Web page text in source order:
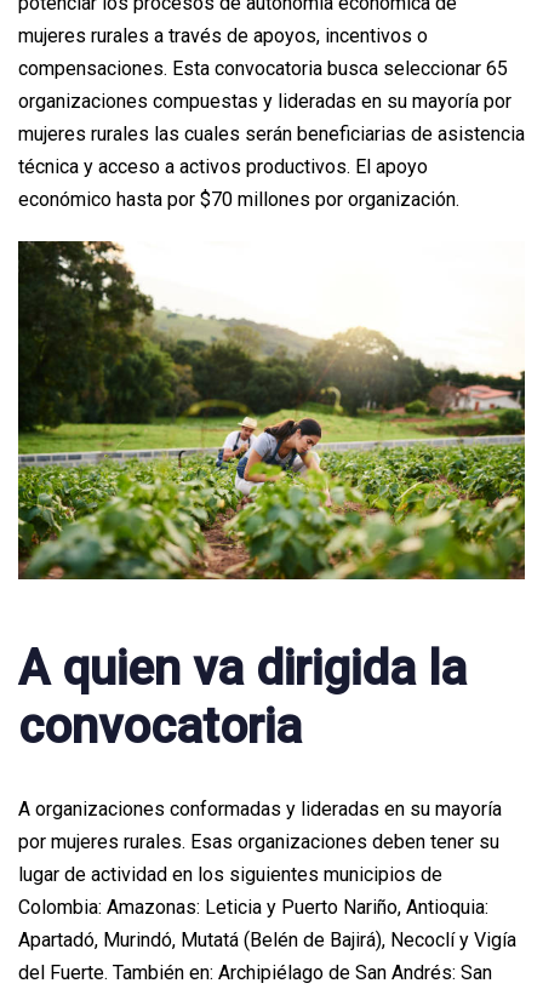
mujeres rurales a través de apoyos, incentivos o
compensaciones. Esta convocatoria busca seleccionar 65
organizaciones compuestas y lideradas en su mayoría por
mujeres rurales las cuales serán beneficiarias de asistencia
técnica y acceso a activos productivos. El apoyo
económico hasta por $70 millones por organización.
A quien va dirigida la
convocatoria
A organizaciones conformadas y lideradas en su mayoría
por mujeres rurales. Esas organizaciones deben tener su
lugar de actividad en los siguientes municipios de
Colombia: Amazonas: Leticia y Puerto Nariño, Antioquia:
Apartadó, Murindó, Mutatá (Belén de Bajirá), Necoclí y Vigía
del Fuerte. También en: Archipiélago de San Andrés: San